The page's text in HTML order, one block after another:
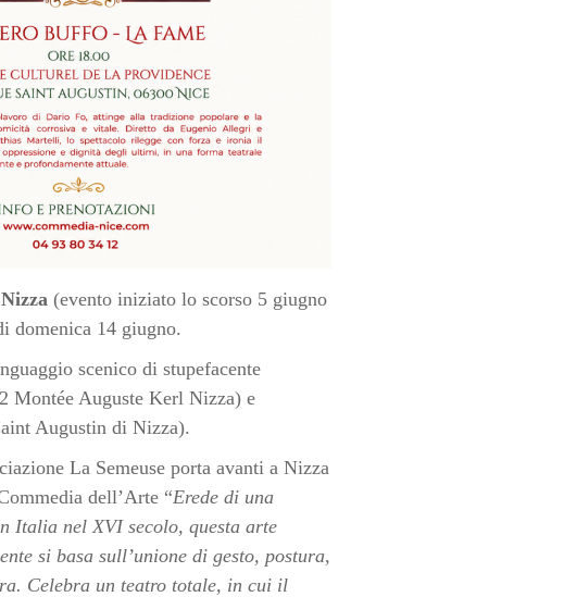
(evento iniziato lo scorso 5 giugno
domenica 14 giugno.
scenico di stupefacente
Montée Auguste Kerl Nizza) e
Augustin di Nizza).
La Semeuse porta avanti a Nizza
dell’Arte “Erede di una
Italia nel XVI secolo, questa arte
si basa sull’unione di gesto, postura,
Celebra un teatro totale, in cui il